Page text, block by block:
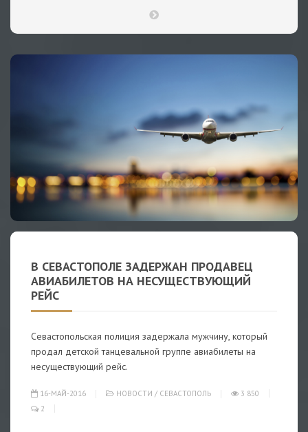
В СЕВАСТОПОЛЕ ЗАДЕРЖАН ПРОДАВЕЦ
АВИАБИЛЕТОВ НА НЕСУЩЕСТВУЮЩИЙ
РЕЙС
Севастопольская полиция задержала мужчину, который
продал детской танцевальной группе авиабилеты на
несуществующий рейс.
16-МАЙ-2016 НОВОСТИ / СЕВАСТОПОЛЬ
3 850
2